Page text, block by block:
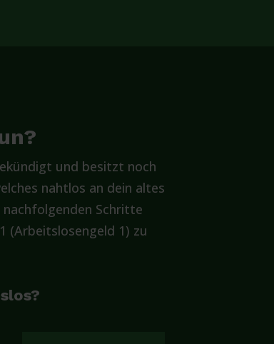
und besitzt noch
nahtlos an dein altes
Schritte
(Arbeitslosengeld 1) zu